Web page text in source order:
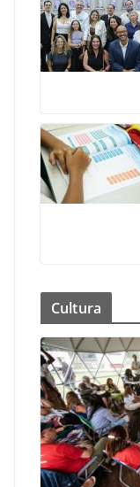
Cultura